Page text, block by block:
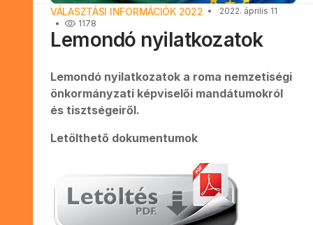
VÁLASZTÁSI INFORMÁCIÓK 2022
2022. április 11
1178
Lemondó nyilatkozatok
Lemondó nyilatkozatok a roma nemzetiségi
önkormányzati képviselői mandátumokról
és tisztségeiről.
Letölthető dokumentumok